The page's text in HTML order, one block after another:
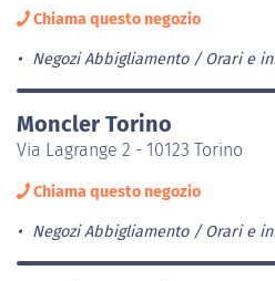
Chiama questo negozio
Negozi Abbigliamento Orari e
Moncler Torino
Via Lagrange 2 - 10123 Torino
Chiama questo negozio
Negozi Abbigliamento Orari e